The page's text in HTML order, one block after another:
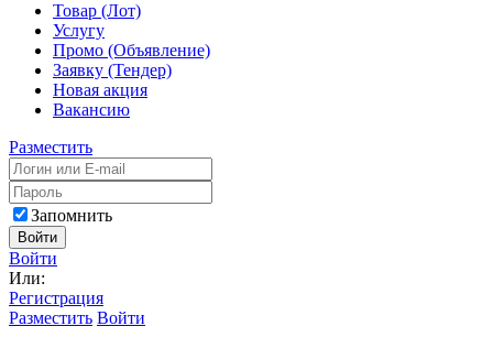
Товар (Лот)
Услугу
Промо (Объявление)
Заявку (Тендер)
Новая акция
Вакансию
Разместить
Запомнить
Войти
Войти
Или:
Регистрация
Разместить Войти